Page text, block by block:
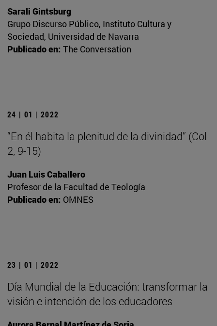
Sarali Gintsburg
Grupo Discurso Público, Instituto Cultura y
Sociedad, Universidad de Navarra
Publicado en: The Conversation
24 | 01 | 2022
“En él habita la plenitud de la divinidad” (Col
2, 9-15)
Juan Luis Caballero
Profesor de la Facultad de Teología
Publicado en: OMNES
23 | 01 | 2022
Día Mundial de la Educación: transformar la
visión e intención de los educadores